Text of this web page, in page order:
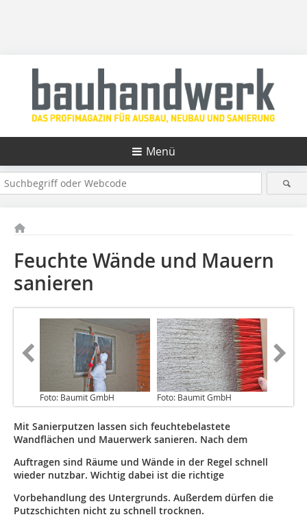
Menü
Feuchte Wände und Mauern
sanieren
Foto: Baumit GmbH Foto: Baumit GmbH
Mit Sanierputzen lassen sich feuchtebelastete
Wandflächen und Mauerwerk sanieren. Nach dem
Auftragen sind Räume und Wände in der Regel schnell
wieder nutzbar. Wichtig dabei ist die richtige
Vorbehandlung des Untergrunds. Außerdem dürfen die
Putzschichten nicht zu schnell trocknen.